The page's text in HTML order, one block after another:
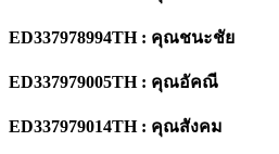
ED337978994TH : คุณชนะชัย
ED337979005TH : คุณอัคณี
ED337979014TH : คุณสังคม